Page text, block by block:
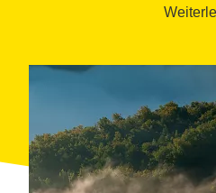
gastronomisches Angebot,
zubereitet werden.